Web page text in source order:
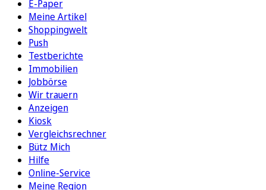
E-Paper
Meine Artikel
Shoppingwelt
Push
Testberichte
Immobilien
Jobbörse
Wir trauern
Anzeigen
Kiosk
Vergleichsrechner
Bütz Mich
Hilfe
Online-Service
Meine Region